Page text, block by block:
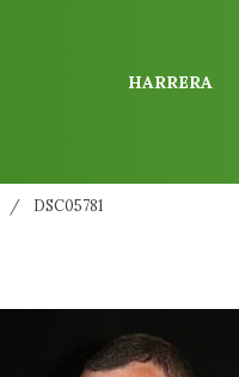
HARRERA
DSC05781